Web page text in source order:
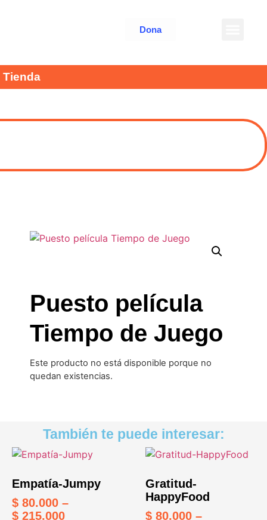
Dona
Tienda
Puesto película
Tiempo de Juego
Este producto no está disponible porque no
quedan existencias.
También te puede interesar:
Empatía-Jumpy
$ 80.000 –
$ 215.000
Gratitud-
HappyFood
$ 80.000 –